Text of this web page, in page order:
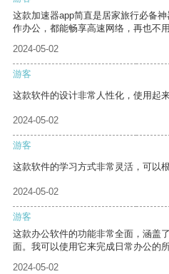
这款加速器app简直是居家旅行必备
作办公，都能畅享高速网络，再也不
2024-05-02
游客
这款软件的设计非常人性化，使用起来
2024-05-02
游客
这款软件的学习方式非常灵活，可以
2024-05-02
游客
这款办公软件的功能非常全面，涵盖
面。我可以使用它来完成日常办公的
2024-05-02